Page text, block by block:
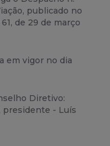
publicado no
de 29 de março
em vigor no dia
Diretivo:
presidente - Luís